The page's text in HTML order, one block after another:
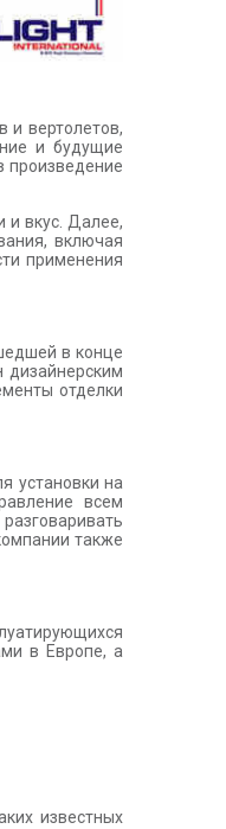
и вертолетов,
и будущие
произведение
и вкус. Далее,
включая
применения
в конце
дизайнерским
отделки
установки на
всем
также
в Европе, а
известных